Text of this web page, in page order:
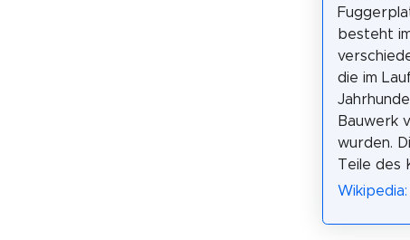
besteht
die im
Bauwerk
wurden.
Teile des